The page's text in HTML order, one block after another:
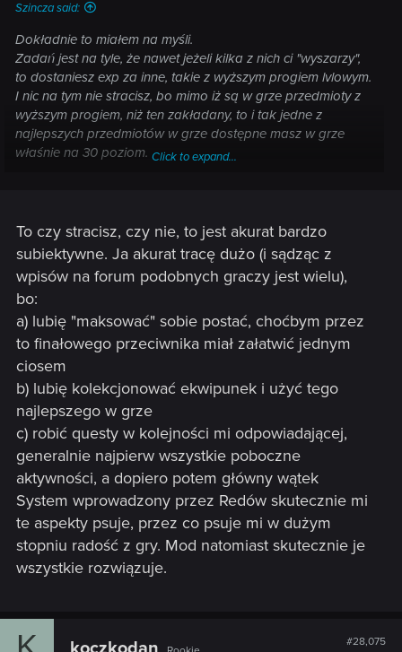
Szincza said:
Dokładnie to miałem na myśli.
Zadań jest na tyle, że nawet jeżeli kilka z nich ci "wyszarzy",
to dostaniesz exp za inne, takie z wyższym progiem lvlowym.
I nic na tym nie stracisz, bo mimo iż są w grze przedmioty z
wyższym progiem, niż ten zakładany, to i tak jedne z
najlepszych przedmiotów w grze dostępne masz w grze
właśnie na 30 poziom. Click to expand...
To czy stracisz, czy nie, to jest akurat bardzo
subiektywne. Ja akurat tracę dużo (i sądząc z
wpisów na forum podobnych graczy jest wielu),
bo:
a) lubię "maksować" sobie postać, choćbym przez
to finałowego przeciwnika miał załatwić jednym
ciosem
b) lubię kolekcjonować ekwipunek i użyć tego
najlepszego w grze
c) robić questy w kolejności mi odpowiadającej,
generalnie najpierw wszystkie poboczne
aktywności, a dopiero potem główny wątek
System wprowadzony przez Redów skutecznie mi
te aspekty psuje, przez co psuje mi w dużym
stopniu radość z gry. Mod natomiast skutecznie je
wszystkie rozwiązuje.
#28,075